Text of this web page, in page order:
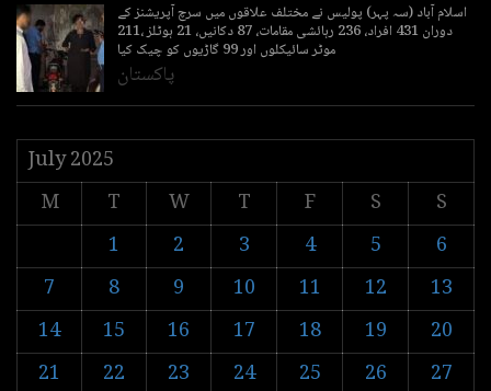
اسلام آباد (سہ پہر) پولیس نے مختلف علاقوں میں سرچ آپریشنز کے
دوران 431 افراد، 236 رہائشی مقامات، 87 دکانیں، 21 ہوٹلز ،211
موٹر سائیکلوں اور 99 گاڑیوں کو چیک کیا
پاکستان
July 2025
M
T W T F S
S
1
2 3 4 5
6
7
8 9 10 11 12
13
14
15 16 17 18 19
20
21
22 23 24 25 26 27